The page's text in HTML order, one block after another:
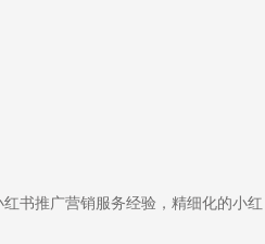
书推广营销服务经验，精细化的小红